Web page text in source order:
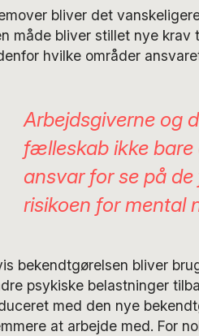
bliver det
måde bliver stillet nye
hvilke områder
Arbejdsgiverne og
fælleskab ikke bare
ansvar for se på
risikoen for mental
bekendtgørelsen bliver
psykiske belastninger
med den nye
at arbejde med. For